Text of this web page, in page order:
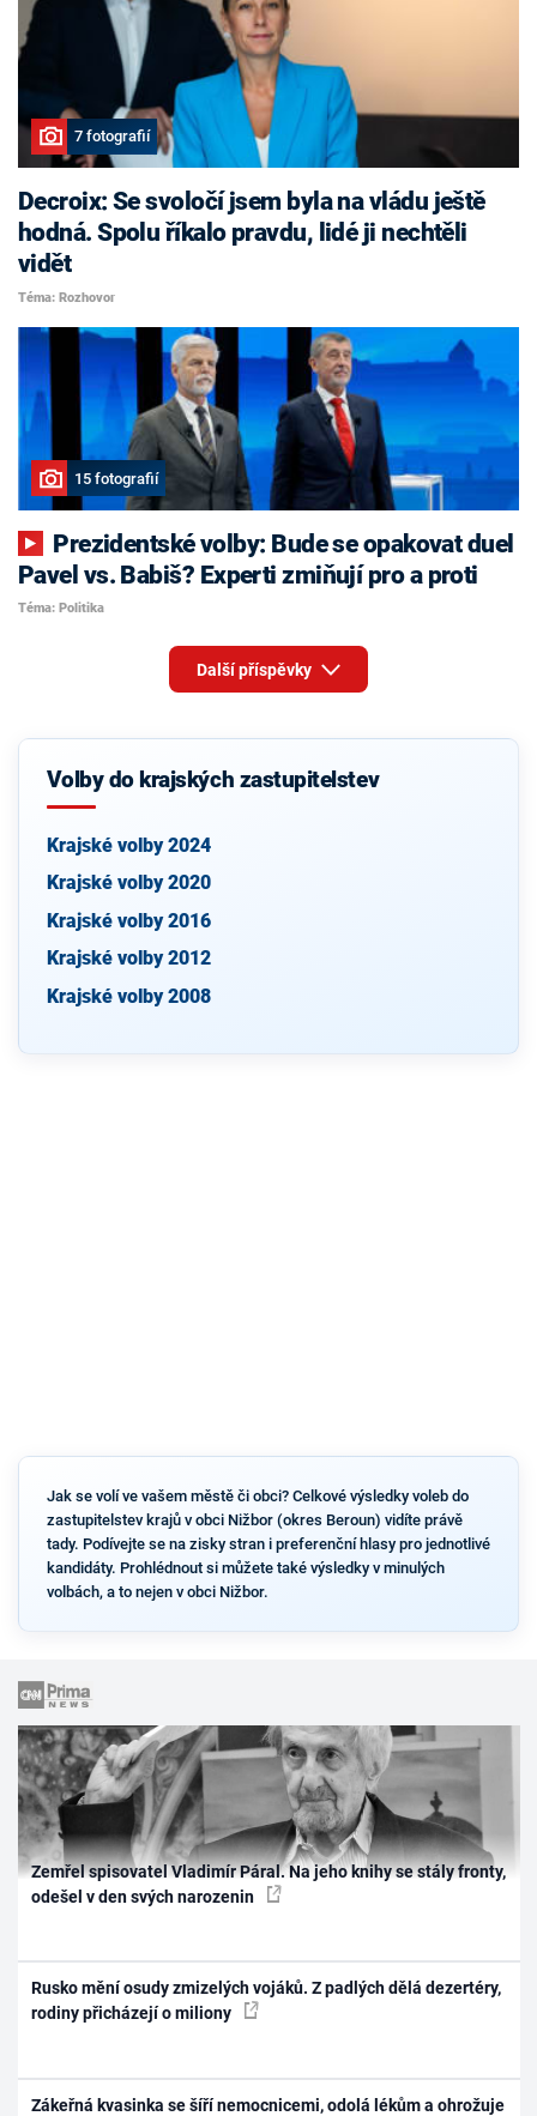
7 fotografií
Decroix: Se svoločí jsem byla na vládu ještě
hodná. Spolu říkalo pravdu, lidé ji nechtěli
vidět
Téma: Rozhovor
15 fotografií
Pavel vs. Babiš? Experti zmiňují pro a proti
Téma: Politika
Další příspěvky
Volby do krajských zastupitelstev
Krajské volby 2024
Krajské volby 2020
Krajské volby 2016
Krajské volby 2012
Krajské volby 2008
Jak se volí ve vašem městě či obci? Celkové výsledky voleb do
zastupitelstev krajů v obci Nižbor (okres Beroun) vidíte právě
tady. Podívejte se na zisky stran i preferenční hlasy pro jednotlivé
kandidáty. Prohlédnout si můžete také výsledky v minulých
volbách, a to nejen v obci Nižbor.
Zemřel spisovatel Vladimír Páral. Na jeho knihy se stály fronty,
odešel v den svých narozenin
Rusko mění osudy zmizelých vojáků. Z padlých dělá dezertéry,
rodiny přicházejí o miliony
Zákeřná kvasinka se šíří nemocnicemi, odolá lékům a ohrožuje